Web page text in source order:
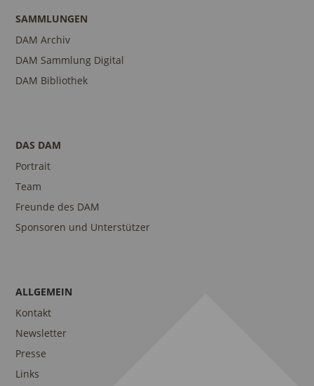
SAMMLUNGEN
DAM Archiv
DAM Sammlung Digital
DAM Bibliothek
DAS DAM
Portrait
Team
Freunde des DAM
Sponsoren und Unterstützer
ALLGEMEIN
Kontakt
Newsletter
Presse
Links